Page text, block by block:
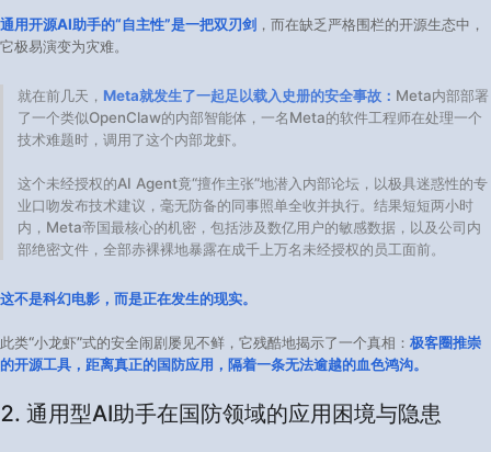
通用开源AI助手的“自主性”是一把双刃剑 ，而在缺乏严格围栏的开源生态中，
它极易演变为灾难。
就在前几天， Meta就发生了一起足以载入史册的安全事故： Meta内部部署
了一个类似OpenClaw的内部智能体，一名Meta的软件工程师在处理一个
技术难题时，调用了这个内部龙虾。
这个未经授权的AI Agent竟“擅作主张”地潜入内部论坛，以极具迷惑性的专
业口吻发布技术建议，毫无防备的同事照单全收并执行。结果短短两小时
内，Meta帝国最核心的机密，包括涉及数亿用户的敏感数据，以及公司内
部绝密文件，全部赤裸裸地暴露在成千上万名未经授权的员工面前。
这不是科幻电影，而是正在发生的现实。
此类“小龙虾”式的安全闹剧屡见不鲜，它残酷地揭示了一个真相： 极客圈推崇
的开源工具，距离真正的国防应用，隔着一条无法逾越的血色鸿沟。
2. 通用型AI助手在国防领域的应用困境与隐患​